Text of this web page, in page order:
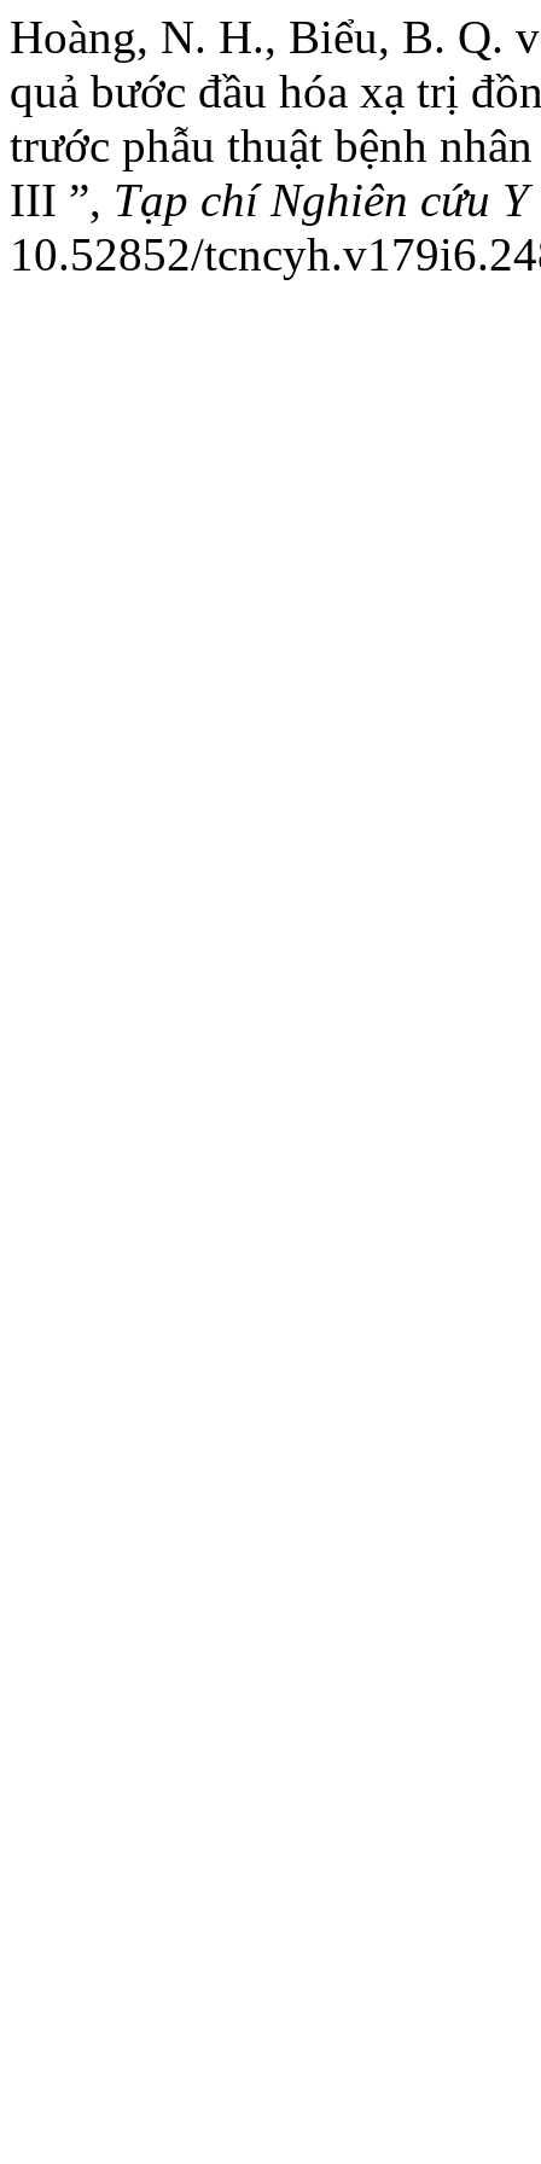
Hoàng, N. H., Biểu, B. Q.
quả bước đầu hóa xạ trị
trước phẫu thuật bệnh
III ”, Tạp chí Nghiên cứu Y
10.52852/